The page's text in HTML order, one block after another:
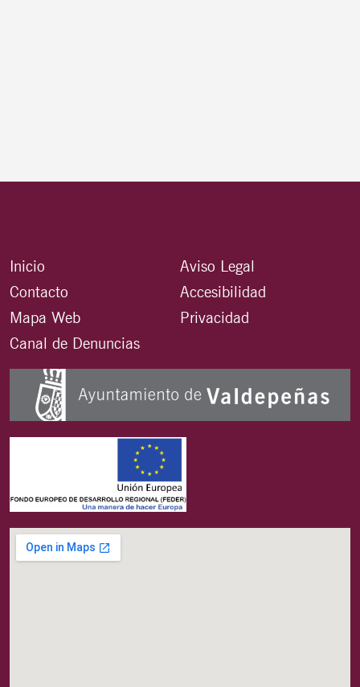
Inicio
Contacto
Mapa Web
Canal de Denuncias
Aviso Legal
Accesibilidad
Privacidad